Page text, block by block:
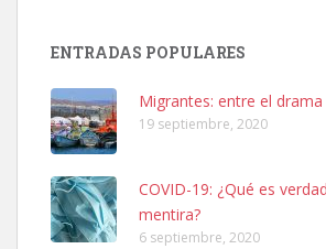
Leales.org » Gran Canaria
ENTRADAS POPULARES
Migrantes: entre el
19 septiembre, 2020
COVID-19: ¿Qué es
mentira?
6 septiembre, 2020